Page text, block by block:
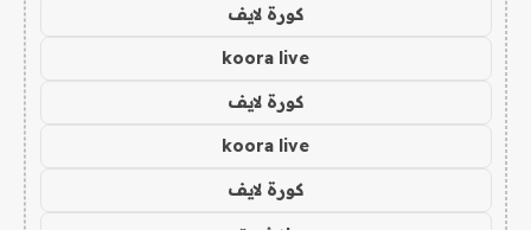
كورة لايف
koora live
كورة لايف
koora live
كورة لايف